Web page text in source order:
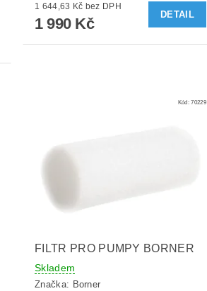
1 644,63 Kč bez DPH
1 990 Kč
DETAIL
Kód:70229
FILTR PRO PUMPY BORNER
Skladem
Značka: Borner